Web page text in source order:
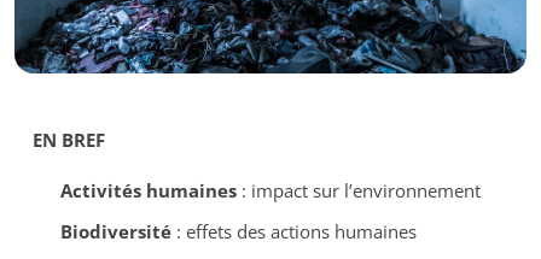
EN BREF
Activités humaines: impact sur l’environnement
Biodiversité: effets des actions humaines